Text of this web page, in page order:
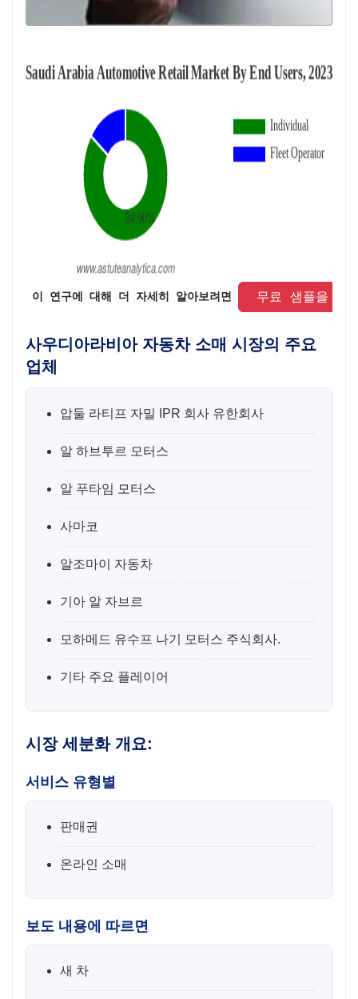
이 연구에 대해 더 자세히 알아보려면 무료 샘플을 요
사우디아라비아 자동차 소매 시장의 주요
업체
압둘 라티프 자밀 IPR 회사 유한회사
알 하브투르 모터스
알 푸타임 모터스
사마코
알조마이 자동차
기아 알 자브르
모하메드 유수프 나기 모터스 주식회사.
기타 주요 플레이어
시장 세분화 개요:
서비스 유형별
판매권
온라인 소매
보도 내용에 따르면
새 차